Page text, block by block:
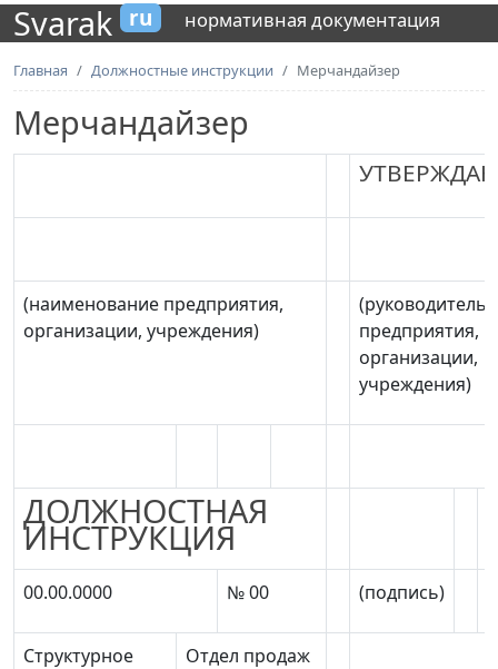
Svarak ru нормативная документация
Главная Должностные инструкции Мерчандайзер
Мерчандайзер
(наименование предприятия,
организации, учреждения)
(руководитель
предприятия,
организации,
учреждения)
ДОЛЖНОСТНАЯ
ИНСТРУКЦИЯ
00.00.0000 № 00 (подпись)
Структурное
Отдел продаж